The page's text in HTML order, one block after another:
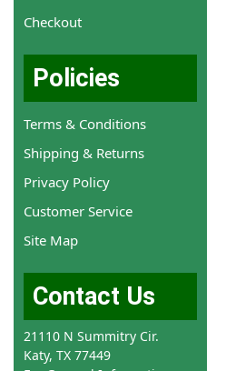
Checkout
Policies
Terms & Conditions
Shipping & Returns
Privacy Policy
Customer Service
Site Map
Contact Us
21110 N Summitry Cir.
Katy, TX 77449